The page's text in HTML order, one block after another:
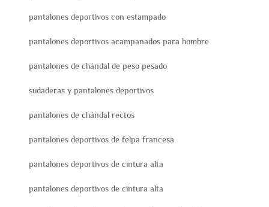
pantalones deportivos con estampado
pantalones deportivos acampanados para hombre
pantalones de chándal de peso pesado
sudaderas y pantalones deportivos
pantalones de chándal rectos
pantalones deportivos de felpa francesa
pantalones deportivos de cintura alta
pantalones deportivos de cintura alta